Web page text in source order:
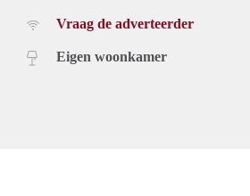
Vraag de adverteerder
Eigen woonkamer